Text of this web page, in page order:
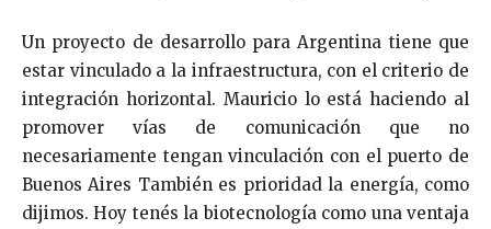
Un proyecto de desarrollo para Argentina tiene que
estar vinculado a la infraestructura, con el criterio de
integración horizontal. Mauricio lo está haciendo al
promover vías de comunicación que no
necesariamente tengan vinculación con el puerto de
Buenos Aires También es prioridad la energía, como
dijimos. Hoy tenés la biotecnología como una ventaja